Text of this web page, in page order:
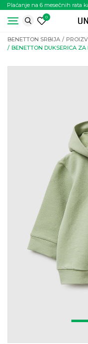
Plaćanje na 6 mesečnih rata
0
BENETTON SRBIJA
BENETTON DUKSERICA ZA